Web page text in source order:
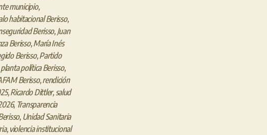
municipio,
habitacional Berisso,
Berisso, Juan
Berisso,María Inés
Berisso,Partido
planta política Berisso,
Berisso,rendición
,Ricardo Dittler, salud
, Transparencia
, Unidad Sanitaria
, violencia institucional